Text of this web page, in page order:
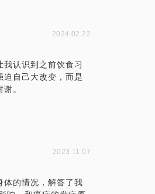
2024.02.22
认识到之前饮食习
自己大改变，而是
。
2023.11.07
体的情况，解答了我